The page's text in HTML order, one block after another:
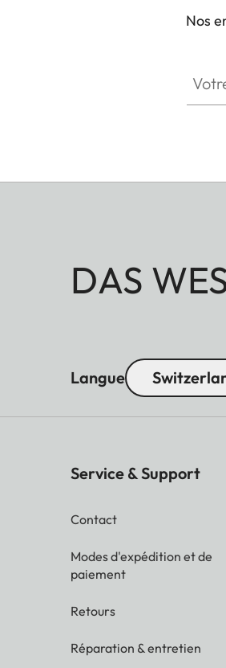
Nos
DAS
Langue
Service & Support
Contact
Modes d'expédition et de
paiement
Retours
Réparation & entretien